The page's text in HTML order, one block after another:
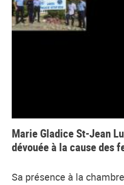
Marie Gladice St-Jean
dévouée à la cause des
Sa présence à la